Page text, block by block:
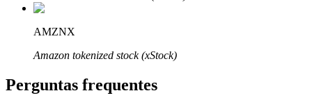
AMZNX
Amazon tokenized stock (xStock)
Perguntas frequentes